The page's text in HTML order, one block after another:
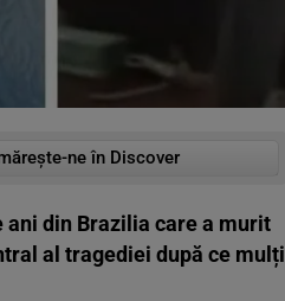
ne în Discover
ani din Brazilia care a murit
al tragediei după ce mulți